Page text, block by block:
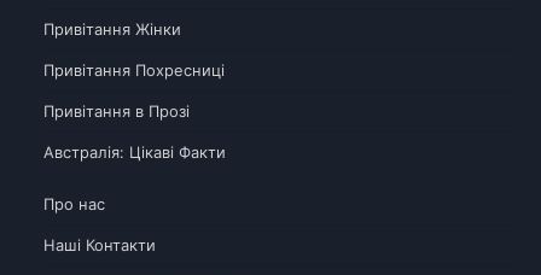
Привітання Жінки
Привітання Похресниці
Привітання в Прозі
Австралія: Цікаві Факти
Про нас
Наші Контакти